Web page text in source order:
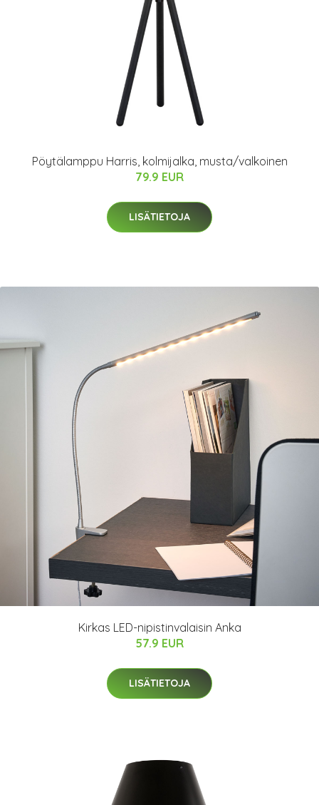
Pöytälamppu Harris, kolmijalka, musta/valkoinen
79.9 EUR
LISÄTIETOJA
Kirkas LED-nipistinvalaisin Anka
57.9 EUR
LISÄTIETOJA